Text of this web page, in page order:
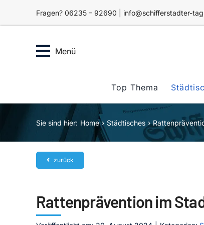
Fragen? 06235 – 92690 | info@schifferstadter-
Menü
Top Thema
Sie sind hier: Home Städtisches
zurück
Rattenprävention im